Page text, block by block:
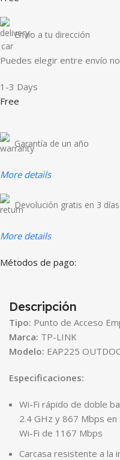
Envío a tu dirección
Puedes elegir entre envío
1-3 Days
Free
Garantía de un año
More details
Devolución gratis en 3 días
More details
Métodos de pago:
Descripción
Tipo: Punto de Acceso
Marca: TP-LINK
Modelo: EAP225
Especificaciones:
Wi-Fi rápido de doble
2.4 GHz y 867 Mbps
Wi-Fi de 1167 Mbps
Carcasa resistente a la